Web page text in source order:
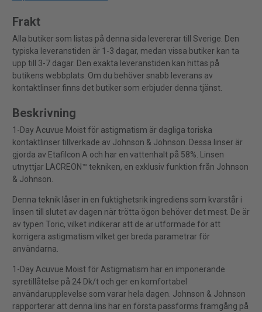
Frakt
Alla butiker som listas på denna sida levererar till Sverige. Den
typiska leveranstiden är 1-3 dagar, medan vissa butiker kan ta
upp till 3-7 dagar. Den exakta leveranstiden kan hittas på
butikens webbplats. Om du behöver snabb leverans av
kontaktlinser finns det butiker som erbjuder denna tjänst.
Beskrivning
1-Day Acuvue Moist för astigmatism är dagliga toriska
kontaktlinser tillverkade av Johnson & Johnson. Dessa linser är
gjorda av Etafilcon A och har en vattenhalt på 58%. Linsen
utnyttjar LACREON™ tekniken, en exklusiv funktion från Johnson
& Johnson.
Denna teknik låser in en fuktighetsrik ingrediens som kvarstår i
linsen till slutet av dagen när trötta ögon behöver det mest. De är
av typen Toric, vilket indikerar att de är utformade för att
korrigera astigmatism vilket ger breda parametrar för
användarna.
1-Day Acuvue Moist för Astigmatism har en imponerande
syretillåtelse på 24 Dk/t och ger en komfortabel
användarupplevelse som varar hela dagen. Johnson & Johnson
rapporterar att denna lins har en första passforms framgång på